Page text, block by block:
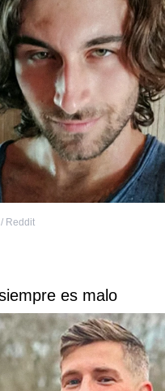
Reddit
es malo